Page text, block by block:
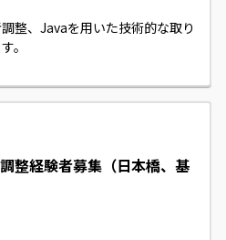
整、Javaを用いた技術的な取り
。
整経験者募集（日本橋、基